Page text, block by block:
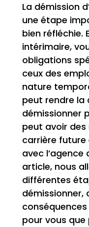
La démission
une étape
bien réfléchie.
intérimaire,
obligations
ceux des
nature
peut rendre la
démissionner
peut avoir
carrière
avec l’agence
article, nous
différentes
démissionner,
pour vous que